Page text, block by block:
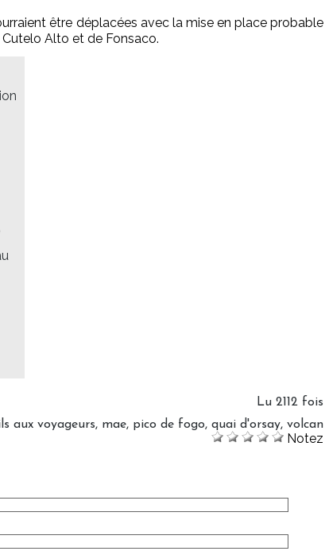
être déplacées avec la mise en place probable
Alto et de Fonsaco.
Lu 2112 fois
aux voyageurs, mae, pico de fogo, quai d'orsay, volcan
Notez